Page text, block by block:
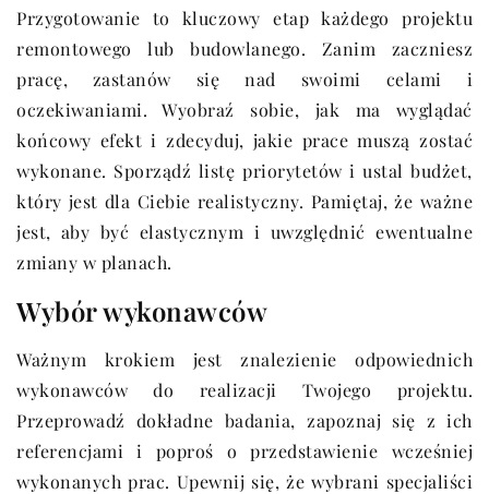
Przygotowanie to kluczowy etap każdego projektu
remontowego lub budowlanego. Zanim zaczniesz
pracę, zastanów się nad swoimi celami i
oczekiwaniami. Wyobraź sobie, jak ma wyglądać
końcowy efekt i zdecyduj, jakie prace muszą zostać
wykonane. Sporządź listę priorytetów i ustal budżet,
który jest dla Ciebie realistyczny. Pamiętaj, że ważne
jest, aby być elastycznym i uwzględnić ewentualne
zmiany w planach.
Wybór wykonawców
Ważnym krokiem jest znalezienie odpowiednich
wykonawców do realizacji Twojego projektu.
Przeprowadź dokładne badania, zapoznaj się z ich
referencjami i poproś o przedstawienie wcześniej
wykonanych prac. Upewnij się, że wybrani specjaliści